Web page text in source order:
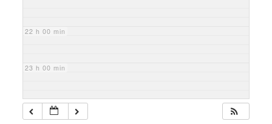
22 h 00 min
23 h 00 min